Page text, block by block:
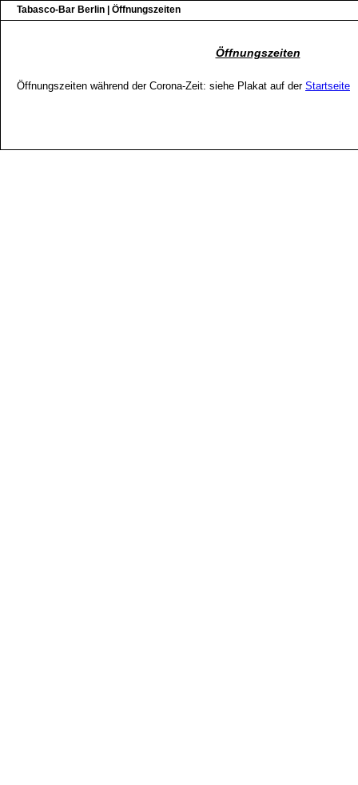
Tabasco-Bar Berlin | Öffnungszeiten
Öffnungszeiten
Öffnungszeiten während der Corona-Zeit: siehe Plakat auf der Startseite